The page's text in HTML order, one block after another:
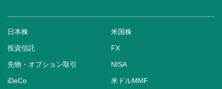
日本株 米国株
投資信託 FX
先物・オプション取引 NISA
iDeCo 米ドルMMF